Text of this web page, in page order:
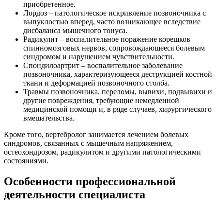
приобретенное.
Лордоз – патологическое искривление позвоночника с
выпуклостью вперед, часто возникающее вследствие
дисбаланса мышечного тонуса.
Радикулит – воспалительное поражение корешков
спинномозговых нервов, сопровождающееся болевым
синдромом и нарушением чувствительности.
Спондилоартрит – воспалительное заболевание
позвоночника, характеризующееся деструкцией костной
ткани и деформацией позвоночного столба.
Травмы позвоночника, переломы, вывихи, подвывихи и
другие повреждения, требующие немедленной
медицинской помощи и, в ряде случаев, хирургического
вмешательства.
Кроме того, вертебролог занимается лечением болевых
синдромов, связанных с мышечным напряжением,
остеохондрозом, радикулитом и другими патологическими
состояниями.
Особенности профессиональной
деятельности специалиста